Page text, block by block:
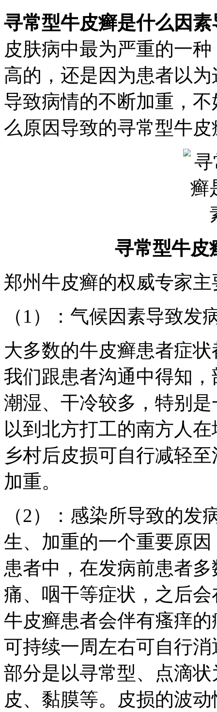
寻常型牛皮癣是什么因素
皮肤病中最为严重的一
高的，还是因为患者以
导致病情的不断加重，
么原因导致的寻常型牛皮
寻常型牛皮
郑州牛皮癣的权威专家
（1）：气候因素导致发
大多数的牛皮癣患者症
我们跟患者沟通中得知
潮湿、干冷较多，特别
以到北方打工的南方人
乡村后皮损可自行减轻
加重。
（2）：感染所导致的
生、加重的一个重要原
患者中，在发病前患者
痛、咽干等症状，之后
牛皮癣患者会伴有瘙痒
可持续一周左右可自行
部分是以寻常型、点滴
皮、黏膜等。皮损的波